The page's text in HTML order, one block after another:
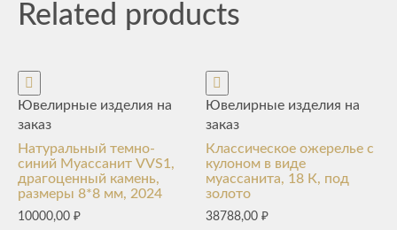
Related products
Ювелирные изделия на
заказ
Натуральный темно-
синий Муассанит VVS1,
драгоценный камень,
размеры 8*8 мм, 2024
10000,00 ₽
Ювелирные изделия на
заказ
Классическое ожерелье с
кулоном в виде
муассанита, 18 К, под
золото
38788,00₽